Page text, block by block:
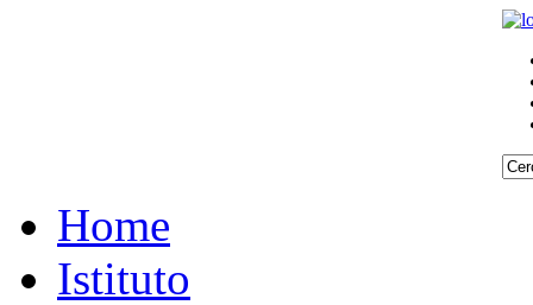
Home
Istituto